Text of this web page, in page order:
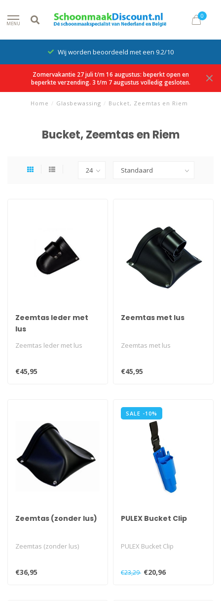
MENU
0
Wij worden beoordeeld met een 9.2/10
Zomervakantie 27 juli t/m 16 augustus: beperkt open en
beperkte verzending. 3 t/m 7 augustus volledig gesloten.
Home / Glasbewassing / Bucket, Zeemtas en Riem
Bucket, Zeemtas en Riem
Zeemtas leder met
lus
Zeemtas leder met lus
€45,95
Zeemtas met lus
Zeemtas met lus
€45,95
Zeemtas (zonder lus)
Zeemtas (zonder lus)
€36,95
SALE -10%
PULEX Bucket Clip
PULEX Bucket Clip
€23,29 €20,96